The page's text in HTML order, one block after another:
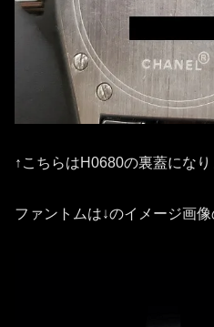
↑こちらはH0680の裏蓋になり
ファントムは↓のイメージ画像